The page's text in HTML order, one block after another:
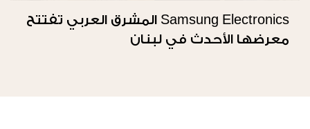
Samsung Electronics المشرق العربي تفتتح
معرضها الأحدث في لبنان